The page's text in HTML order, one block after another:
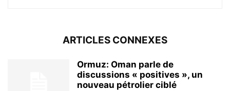
ARTICLES CONNEXES
Ormuz: Oman parle de
discussions « positives », un
nouveau pétrolier ciblé